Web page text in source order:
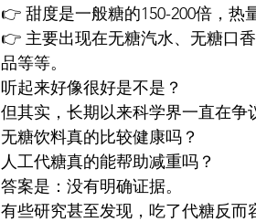
👉 甜度是一般糖的150-200倍，热
👉 主要出现在无糖汽水、无糖口
品等等。
听起来好像很好是不是？
但其实，长期以来科学界一直在争
无糖饮料真的比较健康吗？
人工代糖真的能帮助减重吗？
答案是：没有明确证据。
有些研究甚至发现，吃了代糖反而